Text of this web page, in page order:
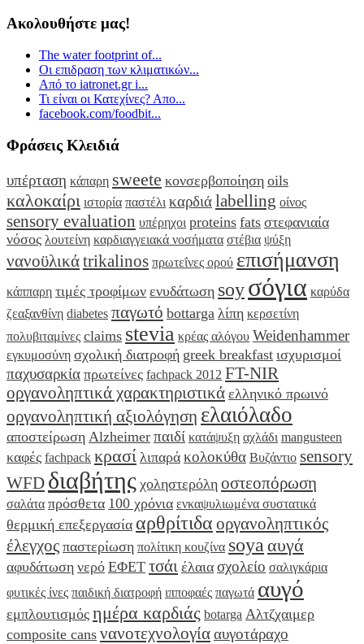
Ακολουθήστε μας!
The water footprint of...
Οι επιδραση των κλιματικών...
Από το iatronet.gr i...
Τι είναι οι Κατεχίνες? Απο...
facebook.com/foodbit...
Φράσεις Κλειδιά
υπέρταση κάπαρη sweete κονσερβοποίηση oils
καλοκαίρι ιστορία παστέλι καρδιάlabelling οίνος
sensory evaluation υπέρηχοι proteins fats στεφανιαία
νόσος λουτείνη καρδιαγγειακά νοσήματα στέβια ψύξη
νανοϋλικάtrikalinos πρωτεΐνες ορού επισήμανση
κάππαρη τιμές τροφίμων ενυδάτωση soyσόγια καρύδα
ζεαξανθίνη diabetes παγωτό bottarga λίπη κερσετίνη
πολυβιταμίνες claims stevia κρέας αλόγου Weidenhammer
εγκυμοσύνη σχολική διατροφή greek breakfast ισχυρισμοί
παχυσαρκία πρωτείνες fachpack 2012 FT-NIR
οργανοληπτικά χαρακτηριστικά ελληνικό πρωινό
οργανοληπτική αξιολόγηση ελαιόλαδο
αποστείρωση Alzheimer παιδί κατάψυξη αχλάδι mangusteen
καφές fachpack κρασί λιπαρά κολοκύθα Βυζάντιο sensory
WFD διαβήτης χοληστερόλη οστεοπόρωση
σαλάτα πρόσθετα 100 χρόνια ενκαψυλιωμένα συστατικά
θερμική επεξεργασία αρθρίτιδα οργανοληπτικός
έλεγχος παστερίωση πολίτικη κουζίνα soyaαυγά
αφυδάτωση νερό ΕΦΕΤ τσάι έλαια σχολείο σαλιγκάρια
φυτικές ίνες παιδική διατροφή ιπποφαές παγωτά αυγό
εμπλουτισμός ημέρα καρδιάς botarga Αλτζχαιμερ
composite cans νανοτεχνολογίααυγοτάραχο